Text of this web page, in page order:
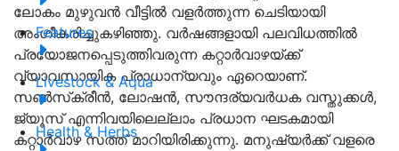
Features
Livestock & Aqua
Health & Herbs
ലോകം മുഴുവന്‍ വീട്ടില്‍ വളര്‍ത്തുന്ന ചെടിയായി
അംഗീകരിച്ചുകഴിഞ്ഞു. വര്‍ഷങ്ങളായി പലവിധത്തില്‍
പ്രയോജനപ്പെടുത്തിവരുന്ന കറ്റാര്‍വാഴയ്ക്ക്
വ്യാവസായിക പ്രാധാന്യവും ഏറെയാണ്.
സണ്‍സ്‌ക്രീന്‍, ലോഷന്‍, സൗന്ദര്യവര്‍ധക വസ്തുക്കള്‍,
ജ്യൂസ് എന്നിവയിലെല്ലാം പ്രധാന ഘടകമായി
കറ്റാര്‍വാഴ സത്ത് മാറിയിരിക്കുന്നു. മനുഷ്യര്‍ക്ക് വളരെ